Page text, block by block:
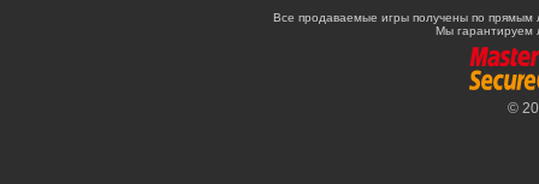
Все продаваемые игры получены по
Мы гарантируем
©